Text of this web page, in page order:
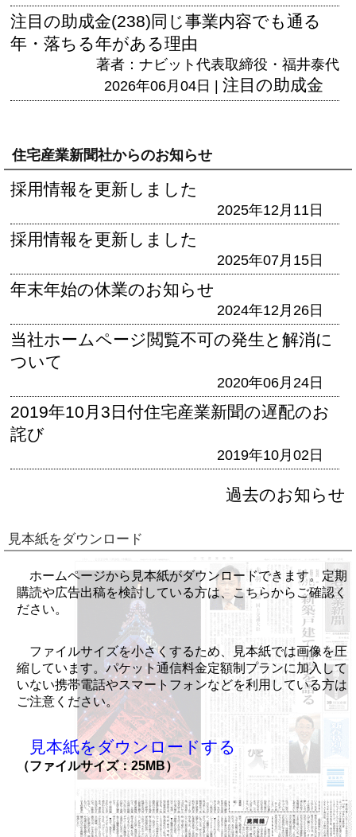
注目の助成金(238)同じ事業内容でも通る
年・落ちる年がある理由
著者：ナビット代表取締役・福井泰代
2026年06月04日 | 注目の助成金
住宅産業新聞社からのお知らせ
採用情報を更新しました
2025年12月11日
採用情報を更新しました
2025年07月15日
年末年始の休業のお知らせ
2024年12月26日
当社ホームページ閲覧不可の発生と解消に
ついて
2020年06月24日
2019年10月3日付住宅産業新聞の遅配のお
詫び
2019年10月02日
過去のお知らせ
見本紙をダウンロード
ホームページから見本紙がダウンロードできます。定期
購読や広告出稿を検討している方は、こちらからご確認く
ださい。
ファイルサイズを小さくするため、見本紙では画像を圧
縮しています。パケット通信料金定額制プランに加入して
いない携帯電話やスマートフォンなどを利用している方は
ご注意ください。
見本紙をダウンロードする
（ファイルサイズ：25MB）